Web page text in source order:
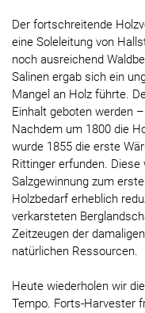
Der fortschreitende
eine Soleleitung von
noch ausreichend
Salinen ergab sich ein
Mangel an Holz führte.
Einhalt geboten werden
Nachdem um 1800 die
wurde 1855 die erste
Rittinger erfunden.
Salzgewinnung zum
Holzbedarf erheblich
verkarsteten
Zeitzeugen der
natürlichen Ressourcen.
Heute wiederholen wir
Tempo. Forts-Harvester